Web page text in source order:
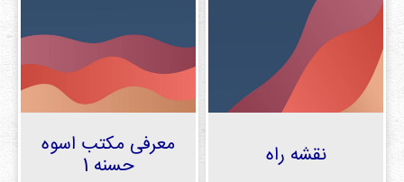
تماس
رسانه
نقشه راه معرفی مکتب اسوه
حسنه 1